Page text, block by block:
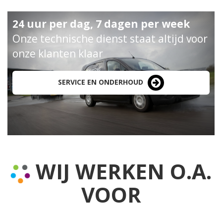
24 uur per dag, 7 dagen per week
Onze technische dienst staat altijd voor
onze klanten klaar
SERVICE EN ONDERHOUD
WIJ WERKEN O.A.
VOOR